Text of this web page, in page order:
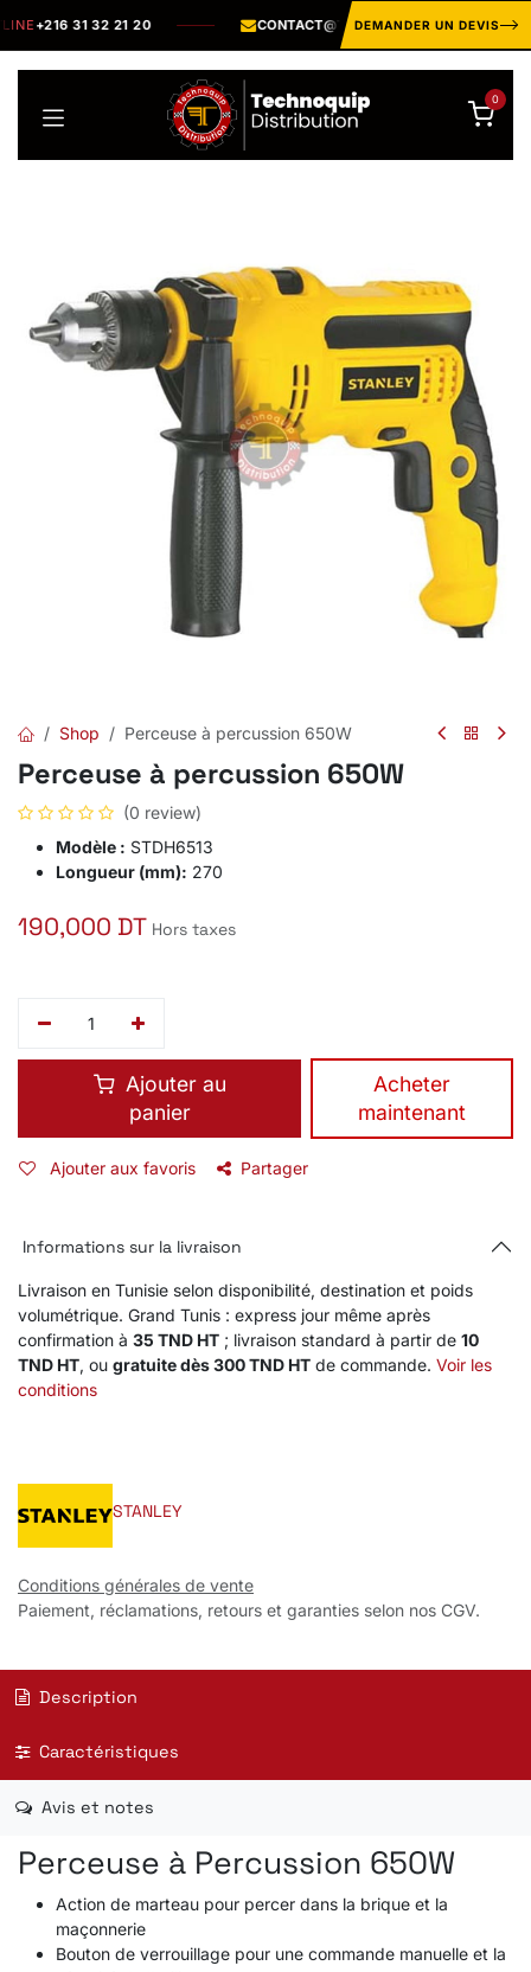
+216 31 32 21 20 CONTACT@TECHNOQUIP-TN.COM
DEMANDER UN DEVIS
0
Shop Perceuse à percussion 650W
Perceuse à percussion 650W
(0 review)
Modèle : STDH6513
Longueur (mm): 270
190,000 DT Hors taxes
Ajouter au
panier
​Acheter
maintenant
Ajouter aux favoris Partager
Informations sur la livraison
Livraison en Tunisie selon disponibilité, destination et poids
volumétrique. Grand Tunis : express jour même après
confirmation à 35 TND HT ; livraison standard à partir de 10
TND HT, ou gratuite dès 300 TND HT de commande. Voir les
conditions
STANLEY
Conditions générales de vente
Paiement, réclamations, retours et garanties selon nos CGV.
Description
Caractéristiques
Avis et notes
Perceuse à Percussion 650W
Action de marteau pour percer dans la brique et la
maçonnerie
Bouton de verrouillage pour une commande manuelle et la